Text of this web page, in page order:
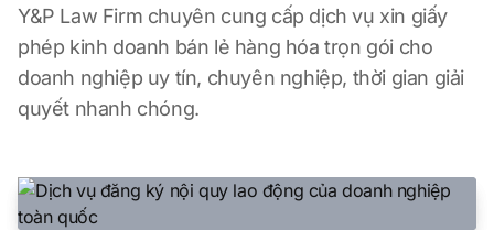
Y&P Law Firm chuyên cung cấp dịch vụ xin giấy
phép kinh doanh bán lẻ hàng hóa trọn gói cho
doanh nghiệp uy tín, chuyên nghiệp, thời gian giải
quyết nhanh chóng.